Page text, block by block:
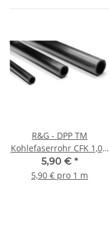
R&G - DPP TM
Kohlefaserrohr CFK 1,0 x
0,5 x 1000mm
5,90 € *
5,90 € pro 1 m